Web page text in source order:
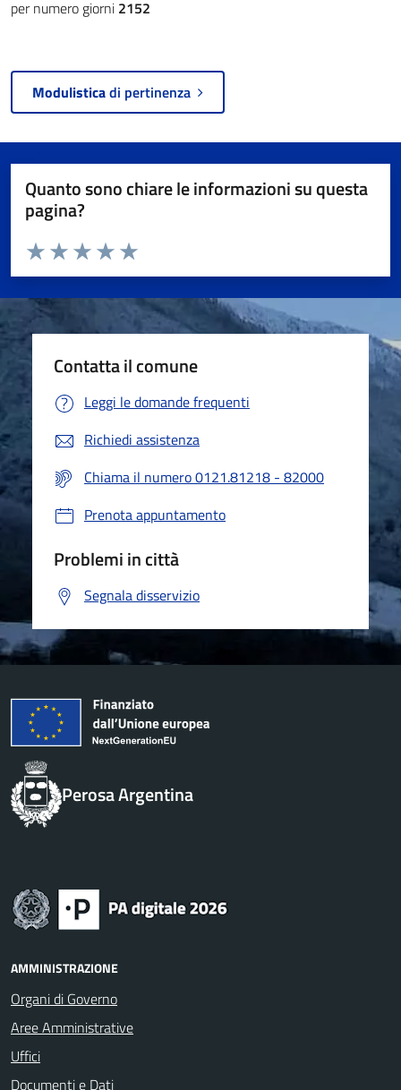
per numero giorni 2152
Modulisticadi pertinenza
Quanto sono chiare le informazioni su questa
pagina?
Valuta da 1 a 5 stelle la pagina
Valuta 5 stelle su 5
Valuta 4 stelle su 5
Valuta 3 stelle su 5
Valuta 2 stelle su 5
Valuta 1 stelle su 5
Contatta il comune
Leggi le domande frequenti
Richiedi assistenza
Chiama il numero 0121.81218 - 82000
Prenota appuntamento
Problemi in città
Segnala disservizio
Perosa Argentina
AMMINISTRAZIONE
Organi di Governo
Aree Amministrative
Uffici
Documenti e Dati